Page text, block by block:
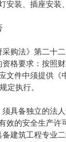
安装、插座安装
购法》第二十
格要求：按照
文件中须提供
定执行。
具备独立的法
效的安全生产许
建筑工程专业